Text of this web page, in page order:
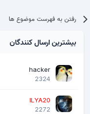
رفتن به فهرست موضوع ها
بیشترین ارسال کنندگان
hacker
2324
ILYA20
2272